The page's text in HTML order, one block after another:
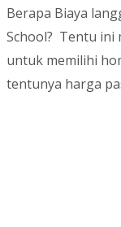
Berapa Biaya
School? Tentu ini
untuk memilihi
tentunya harga